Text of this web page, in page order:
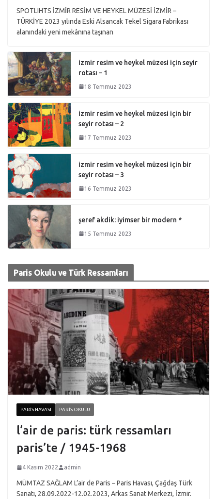
SPOTLIHTS İZMİR RESİM VE HEYKEL MÜZESİ İZMİR –
TÜRKİYE 2023 yılında Eski Alsancak Tekel Sigara Fabrikası
alanındaki yeni mekânına taşınan
izmir resim ve heykel müzesi için seyir
rotası – 1
18 Temmuz 2023
izmir resim ve heykel müzesi için bir
seyir rotası – 2
17 Temmuz 2023
izmir resim ve heykel müzesi için bir
seyir rotası – 3
16 Temmuz 2023
şeref akdik: iyimser bir modern *
15 Temmuz 2023
Paris Okulu ve Türk Ressamları
PARIS HAVASI PARIS OKULU
l’air de paris: türk ressamları
paris’te / 1945-1968
4 Kasım 2022 admin
MÜMTAZ SAĞLAM L’air de Paris – Paris Havası, Çağdaş Türk
Sanatı, 28.09.2022-12.02.2023, Arkas Sanat Merkezi, İzmir.